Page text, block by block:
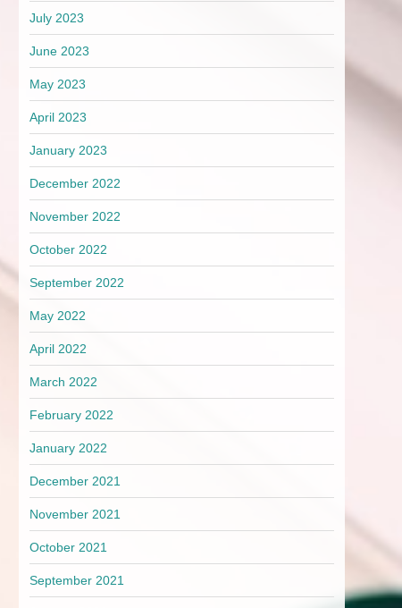
July 2023
June 2023
May 2023
April 2023
January 2023
December 2022
November 2022
October 2022
September 2022
May 2022
April 2022
March 2022
February 2022
January 2022
December 2021
November 2021
October 2021
September 2021